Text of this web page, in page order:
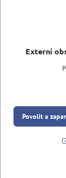
Externí
Povolit a